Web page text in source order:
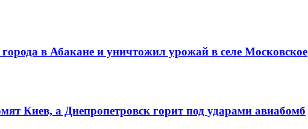
в Абакане и уничтожил урожай в селе Московское
Киев, а Днепропетровск горит под ударами авиабомб